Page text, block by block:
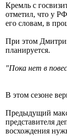
Кремль с
отметил, что у
его словам, в
При этом
планируется.
"Пока нет в
В этом сезоне
Предыдущий
представителя
восхождения